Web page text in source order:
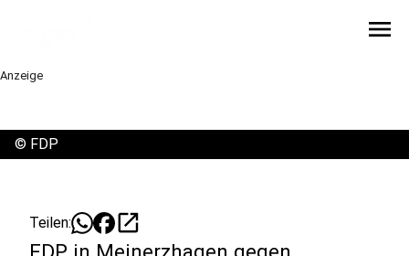
menu
Anzeige
© FDP
Teilen: open_in_new